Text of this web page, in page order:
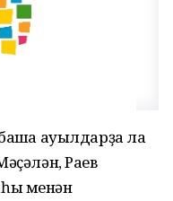
ауылдарҙа ла
Раев
менән